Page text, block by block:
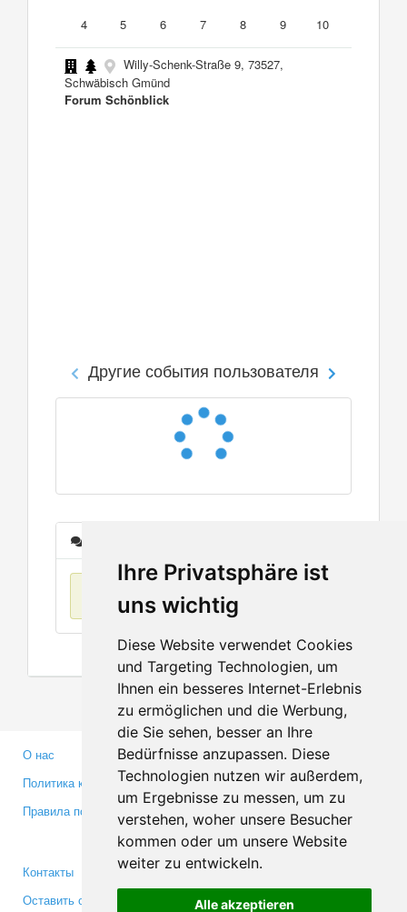
Ihre Privatsphäre ist
uns wichtig
Diese Website verwendet Cookies
und Targeting Technologien, um
Ihnen ein besseres Internet-Erlebnis
zu ermöglichen und die Werbung,
die Sie sehen, besser an Ihre
Bedürfnisse anzupassen. Diese
Technologien nutzen wir außerdem,
um Ergebnisse zu messen, um zu
verstehen, woher unsere Besucher
kommen oder um unsere Website
weiter zu entwickeln.
Alle akzeptieren
4
5 6 7 8 9 10
Willy-Schenk-Straße 9, 73527,
Schwäbisch Gmünd
Forum Schönblick
Другие события пользователя
О нас
Политика конфиденциальности
Правила пользования
Партнерам
Инвесторам
Медиа
Контакты
Оставить отзыв
Facebook
Twitter